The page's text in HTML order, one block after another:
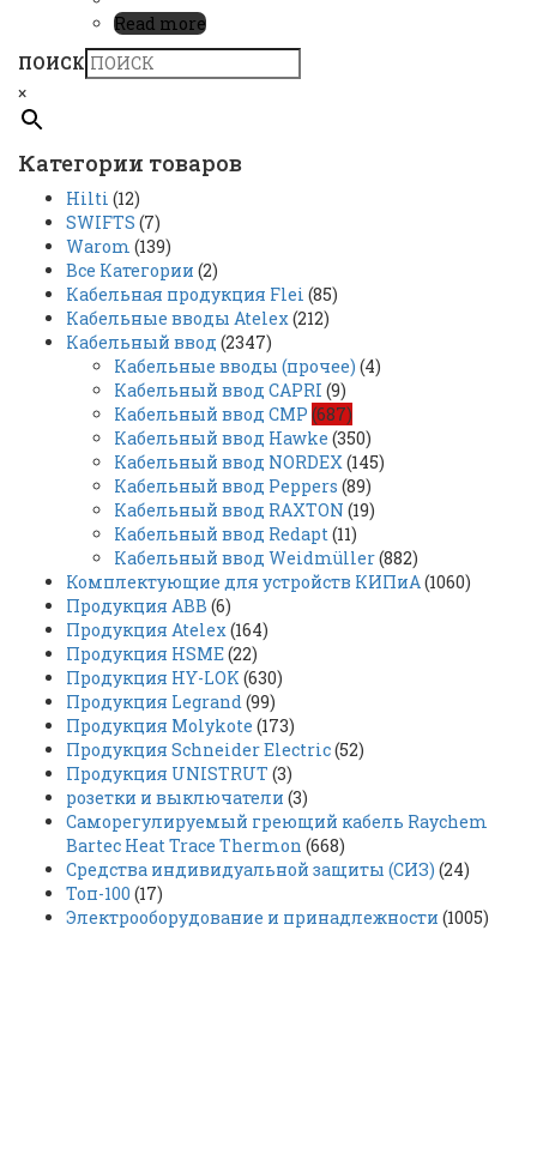
Read more
ПОИСК
×
Категории товаров
Hilti (12)
SWIFTS (7)
Warom (139)
Все Категории (2)
Кабельная продукция Flei (85)
Кабельные вводы Atelex(212)
Кабельный ввод (2347)
Кабельные вводы (прочее) (4)
Кабельный ввод CAPRI (9)
Кабельный ввод CMP (687)
Кабельный ввод Hawke (350)
Кабельный ввод NORDEX(145)
Кабельный ввод Peppers (89)
Кабельный ввод RAXTON (19)
Кабельный ввод Redapt(11)
Кабельный ввод Weidmüller(882)
Комплектующие для устройств КИПиА(1060)
Продукция ABB (6)
Продукция Atelex(164)
Продукция HSME(22)
Продукция HY-LOK (630)
Продукция Legrand(99)
Продукция Molykote (173)
Продукция Schneider Electric(52)
Продукция UNISTRUT (3)
розетки и выключатели (3)
Саморегулируемый греющий кабель Raychem
Bartec Heat Trace Thermon (668)
Средства индивидуальной защиты (СИЗ) (24)
Топ-100 (17)
Электрооборудование и принадлежности (1005)